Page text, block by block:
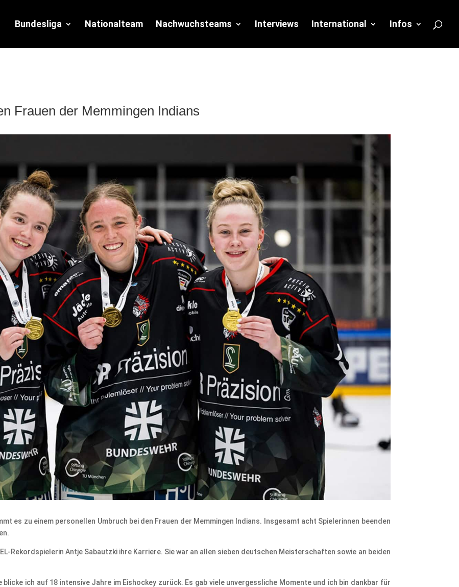
Bundesliga Nationalteam Nachwuchsteams Interviews International Infos
Frauen der Memmingen Indians
es zu einem personellen Umbruch bei den Frauen der Memmingen Indians. Insgesamt acht Spielerinnen beenden
Rekordspielerin Antje Sabautzki ihre Karriere. Sie war an allen sieben deutschen Meisterschaften sowie an beiden
blicke ich auf 18 intensive Jahre im Eishockey zurück. Es gab viele unvergessliche Momente und ich bin dankbar für